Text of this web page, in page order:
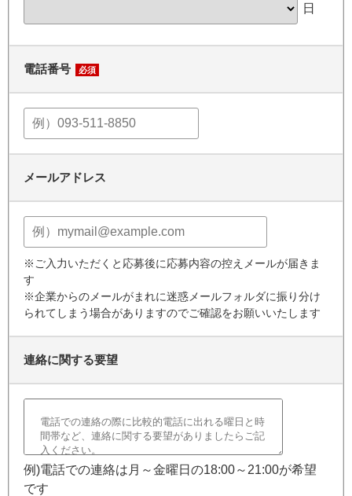
日
電話番号 必須
メールアドレス
※ご入力いただくと応募後に応募内容の控えメールが届きま
す
※企業からのメールがまれに迷惑メールフォルダに振り分け
られてしまう場合がありますのでご確認をお願いいたします
連絡に関する要望
例)電話での連絡は月～金曜日の18:00～21:00が希望
です